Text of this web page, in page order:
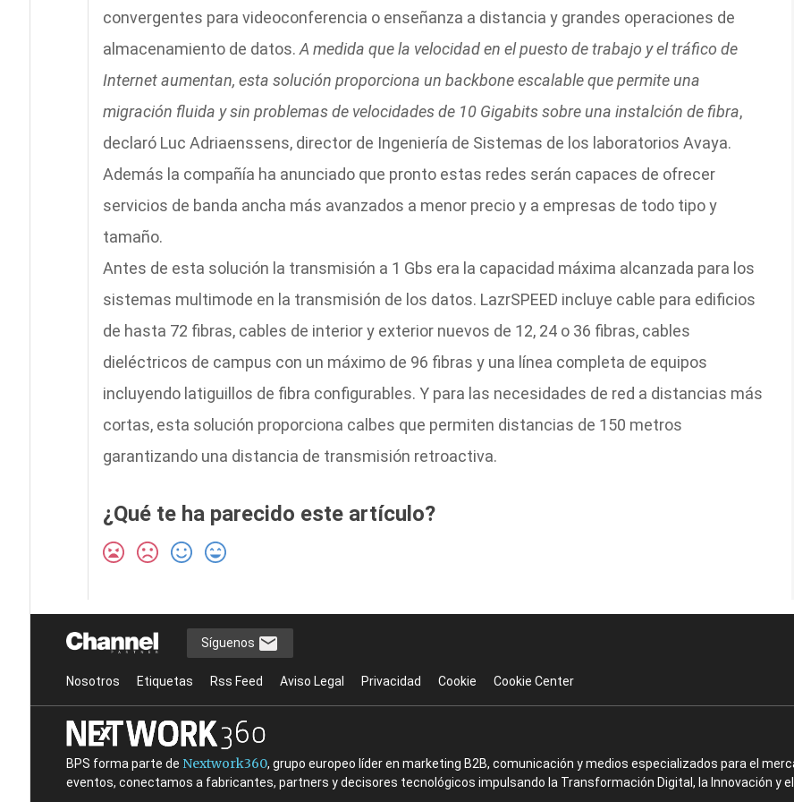
convergentes para videoconferencia o enseñanza a distancia y grandes operaciones de
almacenamiento de datos. A medida que la velocidad en el puesto de trabajo y el tráfico de
Internet aumentan, esta solución proporciona un backbone escalable que permite una
migración fluida y sin problemas de velocidades de 10 Gigabits sobre una instalción de fibra,
declaró Luc Adriaenssens, director de Ingeniería de Sistemas de los laboratorios Avaya.
Además la compañía ha anunciado que pronto estas redes serán capaces de ofrecer
servicios de banda ancha más avanzados a menor precio y a empresas de todo tipo y
tamaño.
Antes de esta solución la transmisión a 1 Gbs era la capacidad máxima alcanzada para los
sistemas multimode en la transmisión de los datos. LazrSPEED incluye cable para edificios
de hasta 72 fibras, cables de interior y exterior nuevos de 12, 24 o 36 fibras, cables
dieléctricos de campus con un máximo de 96 fibras y una línea completa de equipos
incluyendo latiguillos de fibra configurables. Y para las necesidades de red a distancias más
cortas, esta solución proporciona calbes que permiten distancias de 150 metros
garantizando una distancia de transmisión retroactiva.
¿Qué te ha parecido este artículo?
Síguenos
Nosotros Etiquetas Rss Feed Aviso Legal Privacidad Cookie Cookie Center
BPS forma parte de Nextwork360, grupo europeo líder en marketing B2B, comunicación y medios especializados para el
eventos, conectamos a fabricantes, partners y decisores tecnológicos impulsando la Transformación Digital, la Innovación y